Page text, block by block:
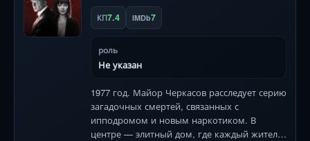
КП7.4 IMDb7
роль
Не указан
1977 год. Майор Черкасов расследует серию
загадочных смертей, связанных с
ипподромом и новым наркотиком. В
центре — элитный дом, где каждый житель